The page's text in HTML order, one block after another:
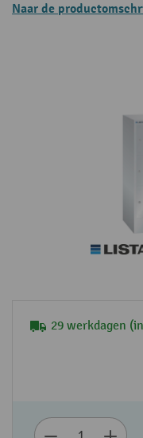
Naar de
29 werkdagen